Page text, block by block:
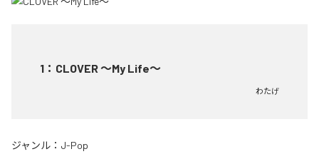
1 ： CLOVER ～My Life～
わたげ
ジャンル： J-Pop